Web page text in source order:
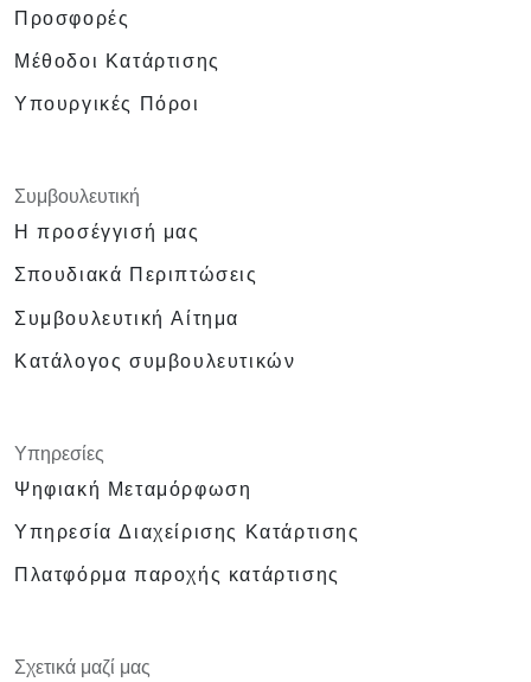
Προσφορές
Μέθοδοι Κατάρτισης
Υπουργικές Πόροι
Συμβουλευτική
Η προσέγγισή μας
Σπουδιακά Περιπτώσεις
Συμβουλευτική Αίτημα
Κατάλογος συμβουλευτικών
Υπηρεσίες
Ψηφιακή Μεταμόρφωση
Υπηρεσία Διαχείρισης Κατάρτισης
Πλατφόρμα παροχής κατάρτισης
Σχετικά μαζί μας